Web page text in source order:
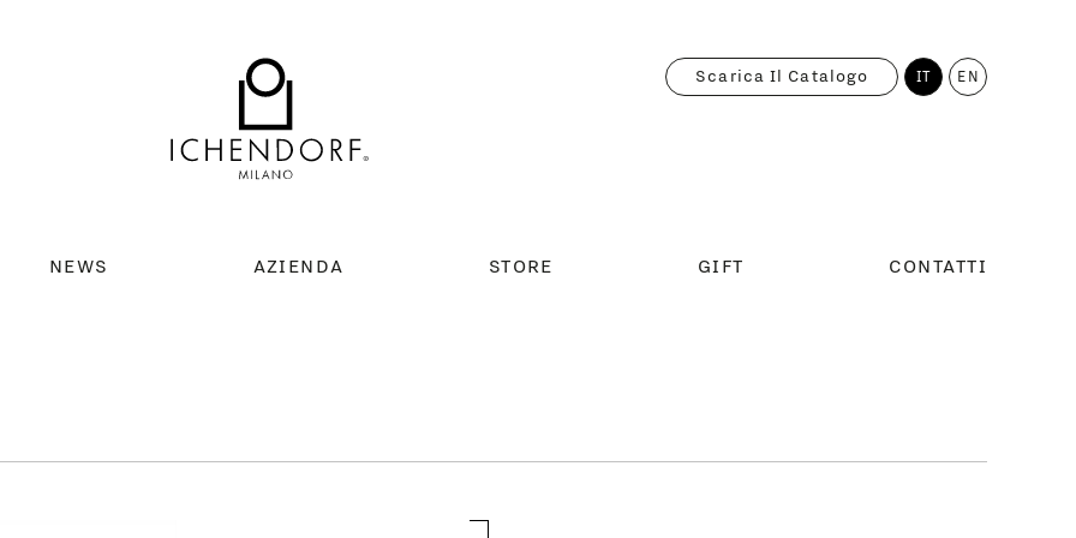
NEWS AZIENDA STORE GIFT CONTATTI
IT EN
Scarica Il Catalogo